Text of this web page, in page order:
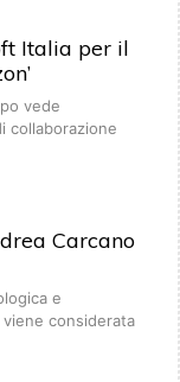
Italia per il
vede
collaborazione
Carcano
e
considerata